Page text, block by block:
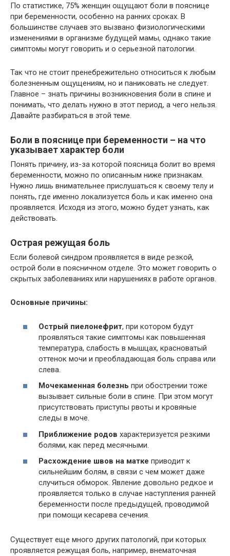
По статистике, 75% женщин ощущают боли в пояснице
при беременности, особенно на ранних сроках. В
большинстве случаев это вызвано физиологическими
изменениями в организме будущей мамы, однако такие
симптомы могут говорить и о серьезной патологии.
Так что не стоит пренебрежительно относиться к любым
болезненным ощущениям, но и паниковать не следует.
Главное – знать причины возникновения боли в спине и
понимать, что делать нужно в этот период, а чего нельзя.
Давайте разбираться в этой теме.
Боли в пояснице при беременности – на что
указывает характер боли
Понять причину, из-за которой поясница болит во время
беременности, можно по описанным ниже признакам.
Нужно лишь внимательнее прислушаться к своему телу и
понять, где именно локализуется боль и как именно она
проявляется. Исходя из этого, можно будет узнать, как
действовать.
Острая режущая боль
Если болевой синдром проявляется в виде резкой,
острой боли в поясничном отделе. Это может говорить о
скрытых заболеваниях или нарушениях в работе органов.
Основные причины:
Острый пиелонефрит, при котором будут
проявляться такие симптомы как повышенная
температура, слабость в мышцах, красноватый
оттенок мочи и преобладающая боль справа или
слева.
Мочекаменная болезнь при обострении тоже
вызывает сильные боли в спине. При этом могут
присутствовать приступы рвоты и кровяные
следы в моче.
Приближение родов характеризуется резкими
болями, как перед месячными.
Расхождение швов на матке приводит к
сильнейшим болям, в связи с чем может даже
случиться обморок. Явление довольно редкое и
проявляется только в случае наступления ранней
беременности после предыдущей, проводимой
при помощи кесарева сечения.
Существует еще много других патологий, при которых
проявляется режущая боль, например, внематочная